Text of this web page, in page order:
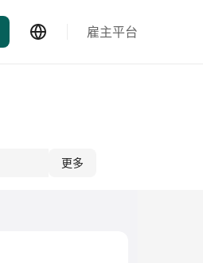
雇主平台
更多